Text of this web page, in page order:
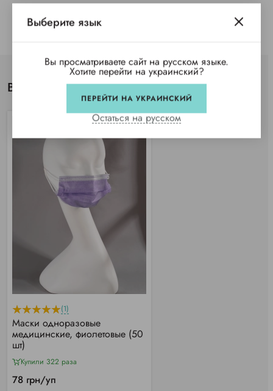
Вы просматривали
(1)
Маски одноразовые
медицинские, фиолетовые (50
шт)
Купили 322 раза
78 грн/уп
Выберите язык
Вы просматриваете сайт на русском языке.
Хотите перейти на украинский?
ПЕРЕЙТИ НА УКРАИНСКИЙ
Остаться на русском